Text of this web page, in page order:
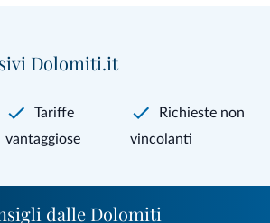
Dolomiti.it
Tariffe
vantaggiose
Richieste non
vincolanti
dalle Dolomiti